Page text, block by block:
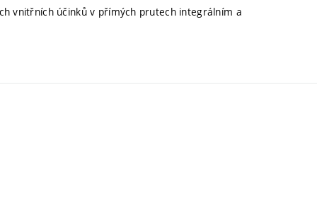
vnitřních účinků v přímých prutech integrálním a